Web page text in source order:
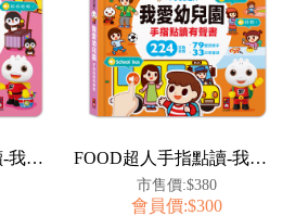
FOOD超人手指點讀-我的生活(互動有聲書) FOOD超人手指點讀-我愛幼兒園(互動有聲書)
市售價:$380
會員價:$300